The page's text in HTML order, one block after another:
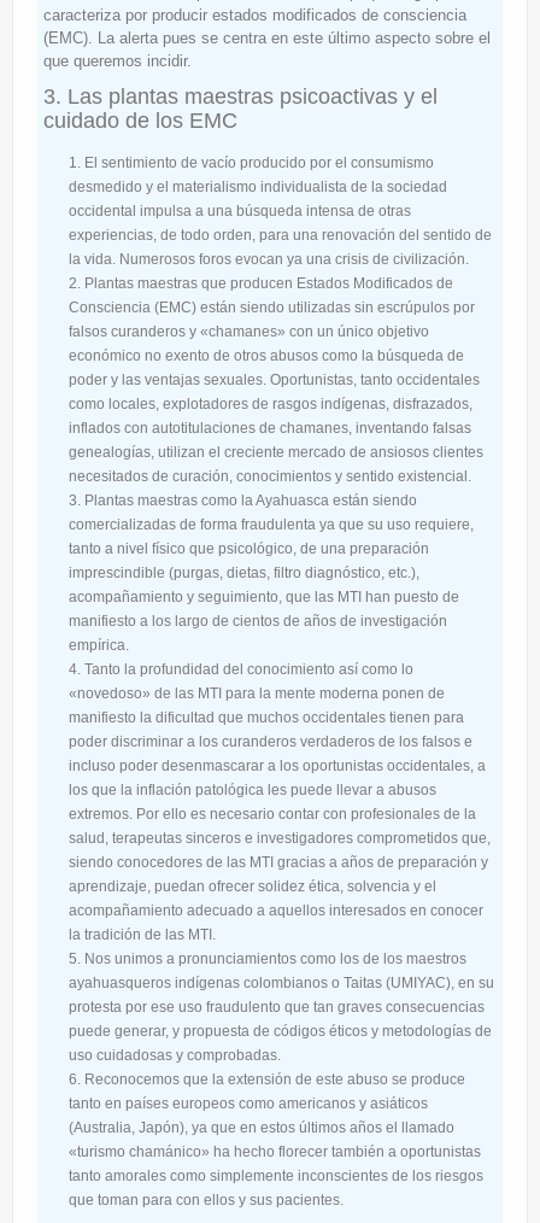
caracteriza por producir estados modificados de consciencia
(EMC). La alerta pues se centra en este último aspecto sobre el
que queremos incidir.
3. Las plantas maestras psicoactivas y el
cuidado de los EMC
El sentimiento de vacío producido por el consumismo
desmedido y el materialismo individualista de la sociedad
occidental impulsa a una búsqueda intensa de otras
experiencias, de todo orden, para una renovación del sentido de
la vida. Numerosos foros evocan ya una crisis de civilización.
Plantas maestras que producen Estados Modificados de
Consciencia (EMC) están siendo utilizadas sin escrúpulos por
falsos curanderos y «chamanes» con un único objetivo
económico no exento de otros abusos como la búsqueda de
poder y las ventajas sexuales. Oportunistas, tanto occidentales
como locales, explotadores de rasgos indígenas, disfrazados,
inflados con autotitulaciones de chamanes, inventando falsas
genealogías, utilizan el creciente mercado de ansiosos clientes
necesitados de curación, conocimientos y sentido existencial.
Plantas maestras como la Ayahuasca están siendo
comercializadas de forma fraudulenta ya que su uso requiere,
tanto a nivel físico que psicológico, de una preparación
imprescindible (purgas, dietas, filtro diagnóstico, etc.),
acompañamiento y seguimiento, que las MTI han puesto de
manifiesto a los largo de cientos de años de investigación
empírica.
Tanto la profundidad del conocimiento así como lo
«novedoso» de las MTI para la mente moderna ponen de
manifiesto la dificultad que muchos occidentales tienen para
poder discriminar a los curanderos verdaderos de los falsos e
incluso poder desenmascarar a los oportunistas occidentales, a
los que la inflación patológica les puede llevar a abusos
extremos. Por ello es necesario contar con profesionales de la
salud, terapeutas sinceros e investigadores comprometidos que,
siendo conocedores de las MTI gracias a años de preparación y
aprendizaje, puedan ofrecer solidez ética, solvencia y el
acompañamiento adecuado a aquellos interesados en conocer
la tradición de las MTI.
Nos unimos a pronunciamientos como los de los maestros
ayahuasqueros indígenas colombianos o Taitas (UMIYAC), en su
protesta por ese uso fraudulento que tan graves consecuencias
puede generar, y propuesta de códigos éticos y metodologías de
uso cuidadosas y comprobadas.
Reconocemos que la extensión de este abuso se produce
tanto en países europeos como americanos y asiáticos
(Australia, Japón), ya que en estos últimos años el llamado
«turismo chamánico» ha hecho florecer también a oportunistas
tanto amorales como simplemente inconscientes de los riesgos
que toman para con ellos y sus pacientes.